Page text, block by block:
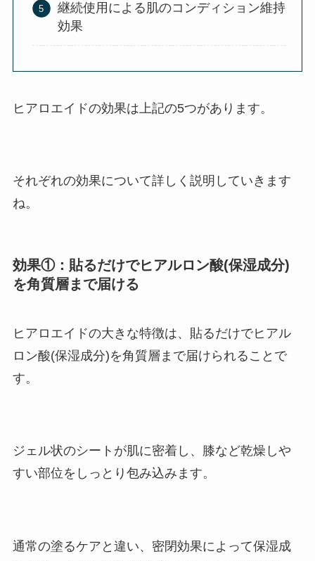
継続使用による肌のコンディション維持
効果
ヒアロエイドの効果は上記の5つがあります。
それぞれの効果について詳しく説明していきます
ね。
効果①：貼るだけでヒアルロン酸(保湿成分)
を角質層まで届ける
ヒアロエイドの大きな特徴は、貼るだけでヒアル
ロン酸(保湿成分)を角質層まで届けられることで
す。
ジェル状のシートが肌に密着し、膝など乾燥しや
すい部位をしっとり包み込みます。
通常の塗るケアと違い、密閉効果によって保湿成